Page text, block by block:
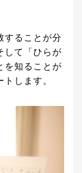
することが分
して「ひらが
を知ることが
します。